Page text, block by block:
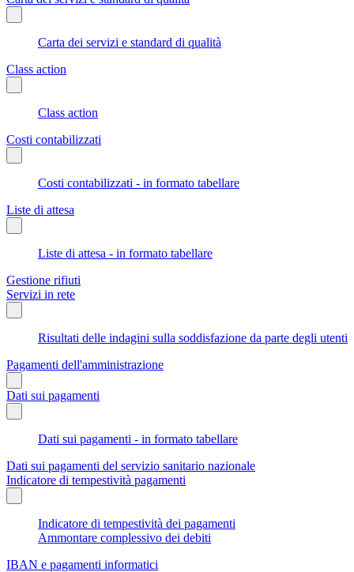
Carta dei servizi e standard di qualità
Class action
Class action
Costi contabilizzati
Costi contabilizzati - in formato tabellare
Liste di attesa
Liste di attesa - in formato tabellare
Gestione rifiuti
Servizi in rete
Risultati delle indagini sulla soddisfazione da parte degli utenti
Pagamenti dell'amministrazione
Dati sui pagamenti
Dati sui pagamenti - in formato tabellare
Dati sui pagamenti del servizio sanitario nazionale
Indicatore di tempestività pagamenti
Indicatore di tempestività dei pagamenti
Ammontare complessivo dei debiti
IBAN e pagamenti informatici